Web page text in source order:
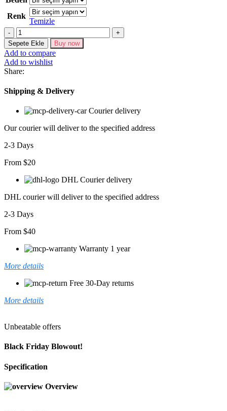
Renk
Temizle
Miktar
Sepete Ekle Buy now
Add to compare
Add to wishlist
Share:
Shipping & Delivery
Courier delivery
Our courier will deliver to the specified address
2-3 Days
From $20
DHL Courier delivery
DHL courier will deliver to the specified address
2-3 Days
From $40
Warranty 1 year
More details
Free 30-Day returns
More details
Unbeatable offers
Black Friday Blowout!
Specification
Overview